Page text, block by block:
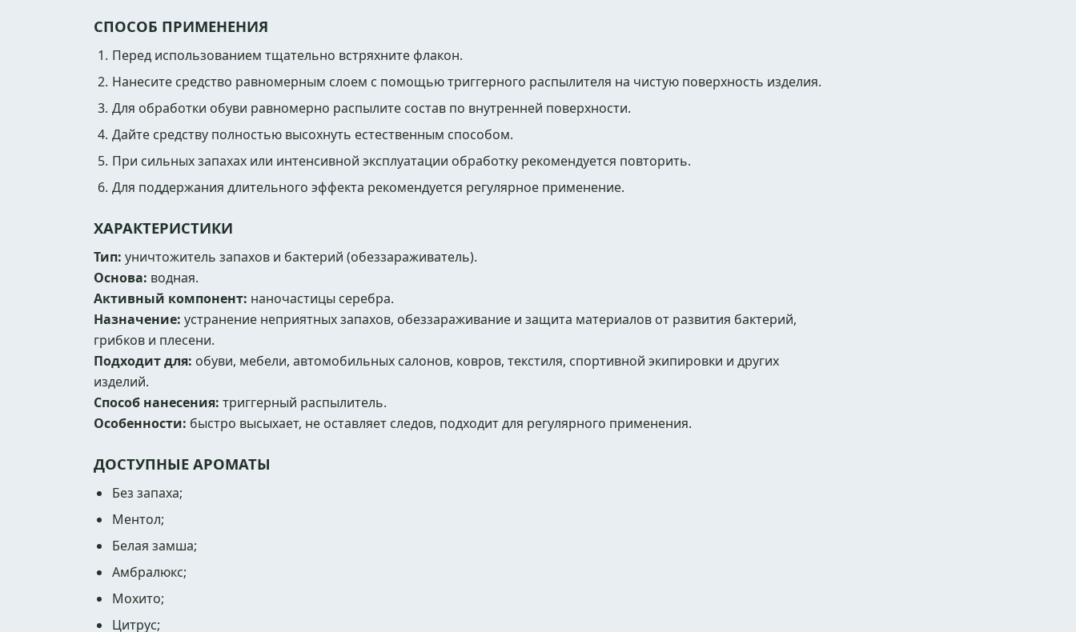
СПОСОБ ПРИМЕНЕНИЯ
Перед использованием тщательно встряхните флакон.
Нанесите средство равномерным слоем с помощью триггерного распылителя на чистую поверхность изделия.
Для обработки обуви равномерно распылите состав по внутренней поверхности.
Дайте средству полностью высохнуть естественным способом.
При сильных запахах или интенсивной эксплуатации обработку рекомендуется повторить.
Для поддержания длительного эффекта рекомендуется регулярное применение.
ХАРАКТЕРИСТИКИ
Тип: уничтожитель запахов и бактерий (обеззараживатель).
Основа: водная.
Активный компонент: наночастицы серебра.
Назначение: устранение неприятных запахов, обеззараживание и защита материалов от развития бактерий,
грибков и плесени.
Подходит для: обуви, мебели, автомобильных салонов, ковров, текстиля, спортивной экипировки и других
изделий.
Способ нанесения: триггерный распылитель.
Особенности: быстро высыхает, не оставляет следов, подходит для регулярного применения.
ДОСТУПНЫЕ АРОМАТЫ
Без запаха;
Ментол;
Белая замша;
Амбралюкс;
Мохито;
Цитрус;